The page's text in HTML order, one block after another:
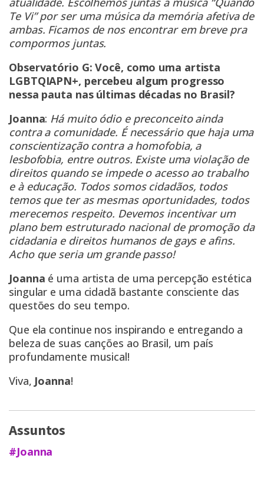
Te Vi” por ser uma música da memória afetiva de
ambas. Ficamos de nos encontrar em breve pra
compormos juntas.
Observatório G: Você, como uma artista
LGBTQIAPN+, percebeu algum progresso
nessa pauta nas últimas décadas no Brasil?
Joanna: Há muito ódio e preconceito ainda
contra a comunidade. É necessário que haja uma
conscientização contra a homofobia, a
lesbofobia, entre outros. Existe uma violação de
direitos quando se impede o acesso ao trabalho
e à educação. Todos somos cidadãos, todos
temos que ter as mesmas oportunidades, todos
merecemos respeito. Devemos incentivar um
plano bem estruturado nacional de promoção da
cidadania e direitos humanos de gays e afins.
Acho que seria um grande passo!
Joanna é uma artista de uma percepção estética
singular e uma cidadã bastante consciente das
questões do seu tempo.
Que ela continue nos inspirando e entregando a
beleza de suas canções ao Brasil, um país
profundamente musical!
Viva, Joanna!
Assuntos
#Joanna